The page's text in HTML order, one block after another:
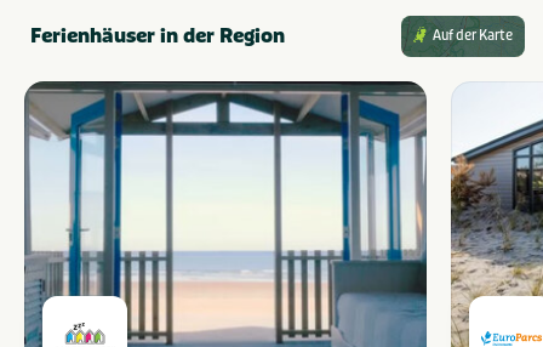
Ferienhäuser in der Region Auf der Karte